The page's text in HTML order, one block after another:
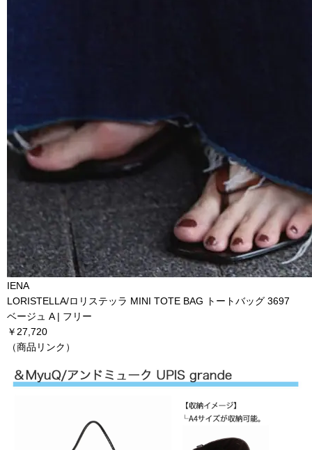
IENA
LORISTELLA/ロリステッラ MINI TOTE BAG トートバッグ 3697
ベージュ A | フリー
￥27,720
（商品リンク）